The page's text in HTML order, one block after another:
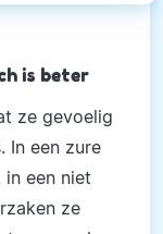
is beter
ze gevoelig
In een zure
een niet
ze